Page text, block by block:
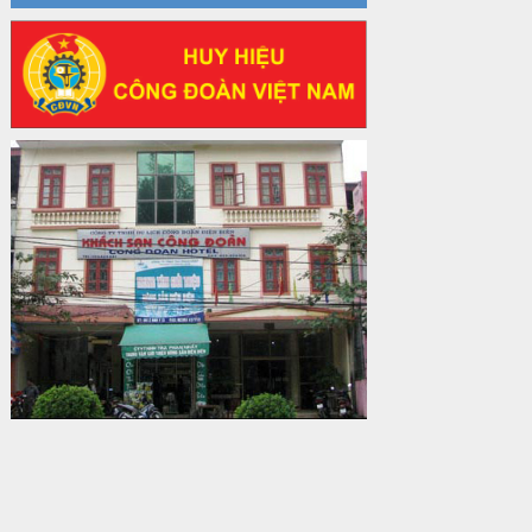
về sắp xếp tổ chức bộ máy của hệ
thống chính trị tinh gọn, hoạt động hiệu
lực, hiệu quả
Thời gian đăng: 25/12/2024
lượt xem: 1226 | lượt tải:339
37/HD-TLĐ
Hướng dẫn Công đoàn với việc tổ chức
và hoạt động của Ban Thanh tra Nhân
dân
Thời gian đăng: 27/12/2024
lượt xem: 4953 | lượt tải:1355
35/HD-TLĐ
Hướng dẫn thực hiện một số nội dung
chi liên quan đến công tác kiểm tra,
giám sát tại Công đoàn cơ sở
Thời gian đăng: 27/12/2024
lượt xem: 2078 | lượt tải:510